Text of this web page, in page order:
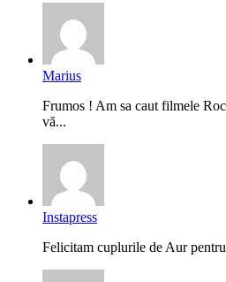
Marius
Frumos ! Am sa caut filmele
vă...
Instapress
Felicitam cuplurile de Aur